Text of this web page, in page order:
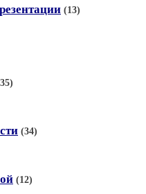
(13)
(34)
(12)